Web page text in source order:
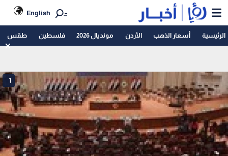
English
الرئيسية أسعار الذهب الأردن مونديال 2026 فلسطين طقس
1